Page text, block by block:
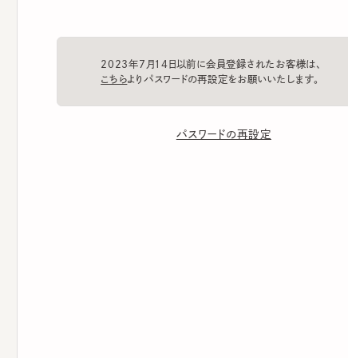
2023年7月14日以前に会員登録されたお客様は、
パスワードの再設定